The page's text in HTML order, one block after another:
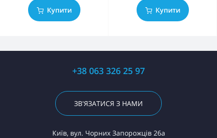
Купити Купити
+38 063 326 25 97
ЗВ'ЯЗАТИСЯ З НАМИ
Київ, вул. Чорних Запорожців 26а